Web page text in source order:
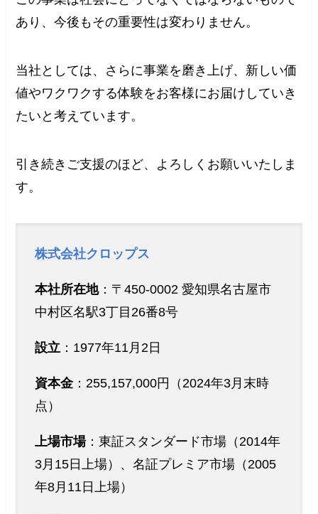
あり、今後もその重要性は変わりません。
当社としては、さらに事業を磨き上げ、新しい価
値やワクワクする体験をお客様にお届けしていき
たいと考えています。
引き続きご支援のほど、よろしくお願いいたしま
す。
株式会社クロップス
本社所在地：〒450-0002 愛知県名古屋市
中村区名駅3丁目26番8号
設立 ：1977年11月2日
資本金 ：255,157,000円（2024年3月末時
点）
上場市場：東証スタンダード市場（2014年
3月15日上場）、名証プレミア市場（2005
年8月11日上場）